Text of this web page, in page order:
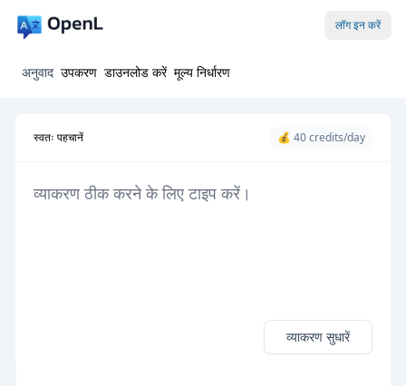
लॉग इन करें
अनुवाद उपकरण डाउनलोड करें मूल्य निर्धारण
स्वतः पहचानें 💰 40 credits/day
व्याकरण सुधारें